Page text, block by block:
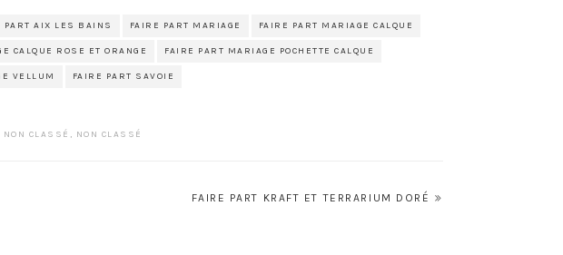
PART AIX LES BAINS FAIRE PART MARIAGE FAIRE PART MARIAGE CALQUE
CALQUE ROSE ET ORANGE FAIRE PART MARIAGE POCHETTE CALQUE
VELLUM FAIRE PART SAVOIE
NON CLASSÉ , NON CLASSÉ
FAIRE PART KRAFT ET TERRARIUM DORÉ